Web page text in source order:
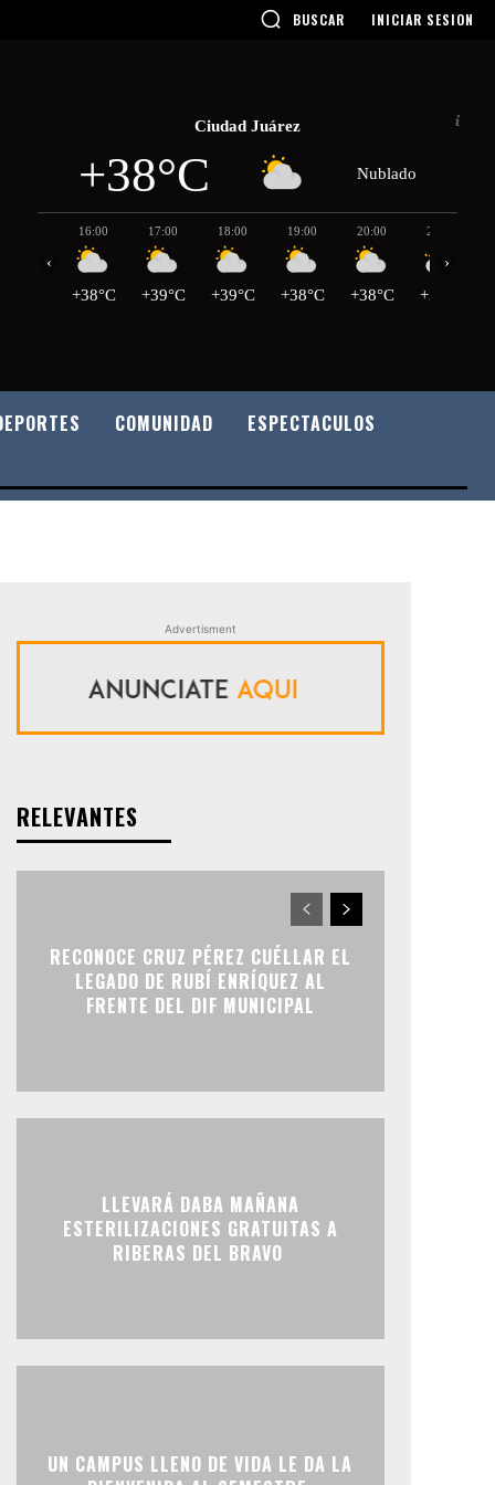
BUSCAR INICIAR SESION
Ciudad Juárez
+38°C Nublado
16:00
+38°C
17:00
+39°C
18:00
+39°C
19:00
+38°C
20:00
+38°C
21:00
+36°C
‹ ›
COMUNIDAD
ESPECTACULOS
Advertisment
RELEVANTES
RECONOCE CRUZ PÉREZ CUÉLLAR EL
LEGADO DE RUBÍ ENRÍQUEZ AL
FRENTE DEL DIF MUNICIPAL
LLEVARÁ DABA MAÑANA
ESTERILIZACIONES GRATUITAS A
RIBERAS DEL BRAVO
UN CAMPUS LLENO DE VIDA LE DA LA